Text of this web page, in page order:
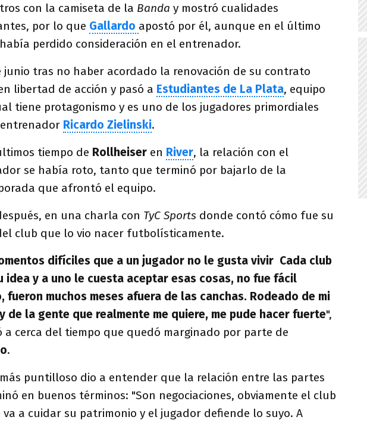
con la camiseta de la Banda y mostró cualidades
por lo que Gallardo apostó por él, aunque en el último
perdido consideración en el entrenador.
junio tras no haber acordado la renovación de su contrato
libertad de acción y pasó a Estudiantes de La Plata, equipo
tiene protagonismo y es uno de los jugadores primordiales
Ricardo Zielinski.
tiempo de Rollheiser en River, la relación con el
se había roto, tanto que terminó por bajarlo de la
que afrontó el equipo.
en una charla con TyC Sports donde contó cómo fue su
club que lo vio nacer futbolísticamente.
difíciles que a un jugador no le gusta vivir Cada club
idea y a uno le cuesta aceptar esas cosas, no fue fácil
fueron muchos meses afuera de las canchas. Rodeado de mi
de la gente que realmente me quiere, me pude hacer fuerte",
a cerca del tiempo que quedó marginado por parte de
.
puntilloso dio a entender que la relación entre las partes
en buenos términos: "Son negociaciones, obviamente el club
va a cuidar su patrimonio y el jugador defiende lo suyo. A